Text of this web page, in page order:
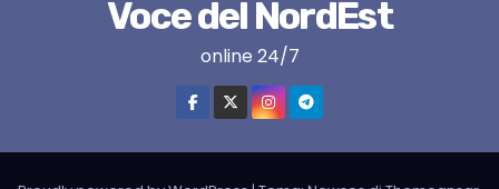
Voce del NordEst
online 24/7